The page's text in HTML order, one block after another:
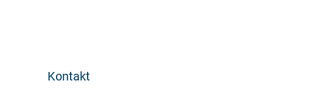
Kontakt